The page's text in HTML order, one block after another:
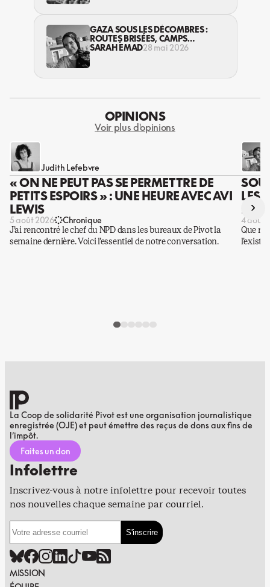
GAZA SOUS LES DÉCOMBRES :
ROUTES BRISÉES, CAMPS
INFESTÉS ET CESSEZ-LE-FEU SANS
SARAH EMAD28 mai 2026
OPINIONS
Voir plus d'opinions
Judith Lefebvre
« ON NE PEUT PAS SE PERMETTRE DE
PETITS ESPOIRS » : UNE HEURE AVEC AVI
LEWIS
5 août 2026 Chronique
J’ai rencontré le chef du NPD dans les bureaux de Pivot la
semaine dernière. Voici l’essentiel de notre conversation.
LES
DES
4 août
Que
›
La Coop de solidarité Pivot est une organisation journalistique
enregistrée (OJE) et peut émettre des reçus de dons aux fins de
l’impôt.
Faites un don
Infolettre
Inscrivez-vous à notre infolettre pour recevoir toutes
nos nouvelles chaque semaine par courriel.
MISSION